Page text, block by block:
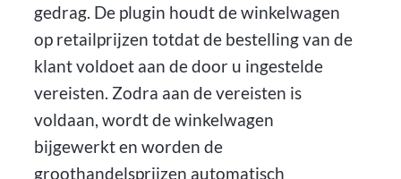
gedrag. De plugin houdt de winkelwagen
op retailprijzen totdat de bestelling van de
klant voldoet aan de door u ingestelde
vereisten. Zodra aan de vereisten is
voldaan, wordt de winkelwagen
bijgewerkt en worden de
groothandelsprijzen automatisch